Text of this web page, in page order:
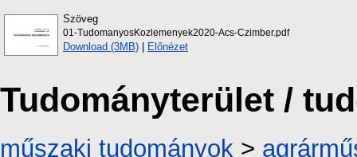
Szöveg
01-TudomanyosKozlemenyek2020-Acs-Czimber.pdf
Download (3MB) | Előnézet
Tudományterület /
műszaki tudományok >